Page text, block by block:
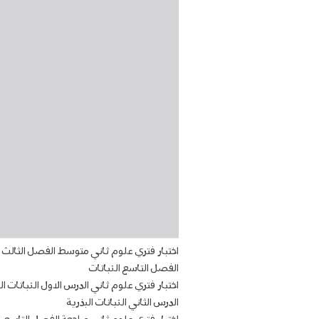
اختبار فتري علوم ثاني متوسط الفصل الثالث
الفصل التاسع النباتات
اختبار فتري علوم ثاني الدرس الاول النباتات
الدرس الثاني النباتات البذرية